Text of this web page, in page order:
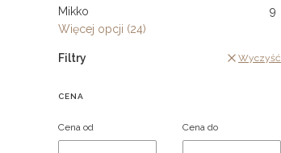
Mikko
9
Więcej opcji (24)
Filtry Wyczyść
CENA
Cena od Cena do